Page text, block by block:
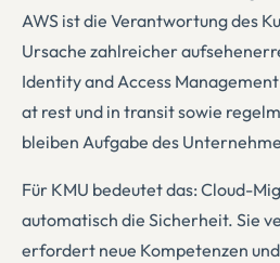
AWS ist die Verantwortung des
Ursache zahlreicher
Identity and Access
at rest und in transit sowie
bleiben Aufgabe des
Für KMU bedeutet das: Cloud-
automatisch die Sicherheit. Sie
erfordert neue Kompetenzen